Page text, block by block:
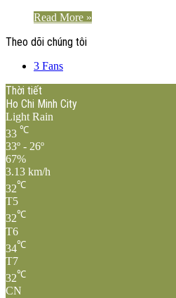
Read More »
Theo dõi chúng tôi
3 Fans
Thời tiết
Ho Chi Minh City
Light Rain
33 ℃
33º - 26º
67%
3.13 km/h
32℃
T5
32℃
T6
34℃
T7
32℃
CN